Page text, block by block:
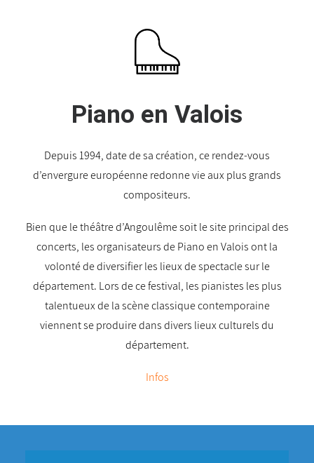
Piano en Valois
Depuis 1994, date de sa création, ce rendez-vous
d’envergure européenne redonne vie aux plus grands
compositeurs.
Bien que le théâtre d’Angoulême soit le site principal des
concerts, les organisateurs de Piano en Valois ont la
volonté de diversifier les lieux de spectacle sur le
département. Lors de ce festival, les pianistes les plus
talentueux de la scène classique contemporaine
viennent se produire dans divers lieux culturels du
département.
Infos